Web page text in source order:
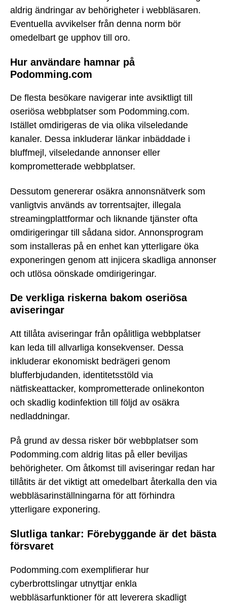
aldrig ändringar av behörigheter i webbläsaren.
Eventuella avvikelser från denna norm bör
omedelbart ge upphov till oro.
Hur användare hamnar på
Podomming.com
De flesta besökare navigerar inte avsiktligt till
oseriösa webbplatser som Podomming.com.
Istället omdirigeras de via olika vilseledande
kanaler. Dessa inkluderar länkar inbäddade i
bluffmejl, vilseledande annonser eller
komprometterade webbplatser.
Dessutom genererar osäkra annonsnätverk som
vanligtvis används av torrentsajter, illegala
streamingplattformar och liknande tjänster ofta
omdirigeringar till sådana sidor. Annonsprogram
som installeras på en enhet kan ytterligare öka
exponeringen genom att injicera skadliga annonser
och utlösa oönskade omdirigeringar.
De verkliga riskerna bakom oseriösa
aviseringar
Att tillåta aviseringar från opålitliga webbplatser
kan leda till allvarliga konsekvenser. Dessa
inkluderar ekonomiskt bedrägeri genom
blufferbjudanden, identitetsstöld via
nätfiskeattacker, komprometterade onlinekonton
och skadlig kodinfektion till följd av osäkra
nedladdningar.
På grund av dessa risker bör webbplatser som
Podomming.com aldrig litas på eller beviljas
behörigheter. Om åtkomst till aviseringar redan har
tillåtits är det viktigt att omedelbart återkalla den via
webbläsarinställningarna för att förhindra
ytterligare exponering.
Slutliga tankar: Förebyggande är det bästa
försvaret
Podomming.com exemplifierar hur
cyberbrottslingar utnyttjar enkla
webbläsarfunktioner för att leverera skadligt